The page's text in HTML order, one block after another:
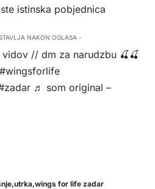
istinska pobjednica
NAKON OGLASA -
// dm za narudzbu 🍒🍒
#wingsforlife
♬ som original –
utrka wings for life zadar